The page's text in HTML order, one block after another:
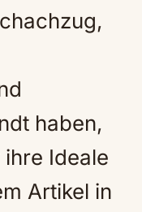
haben,
Ideale
Artikel in